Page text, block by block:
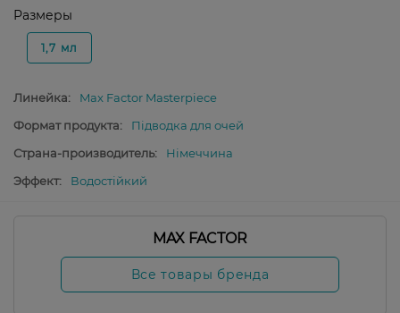
Размеры
1,7 мл
Линейка:
Max Factor Masterpiece
Формат продукта:
Підводка для очей
Страна-производитель:
Німеччина
Эффект:
Водостійкий
MAX FACTOR
Все товары бренда